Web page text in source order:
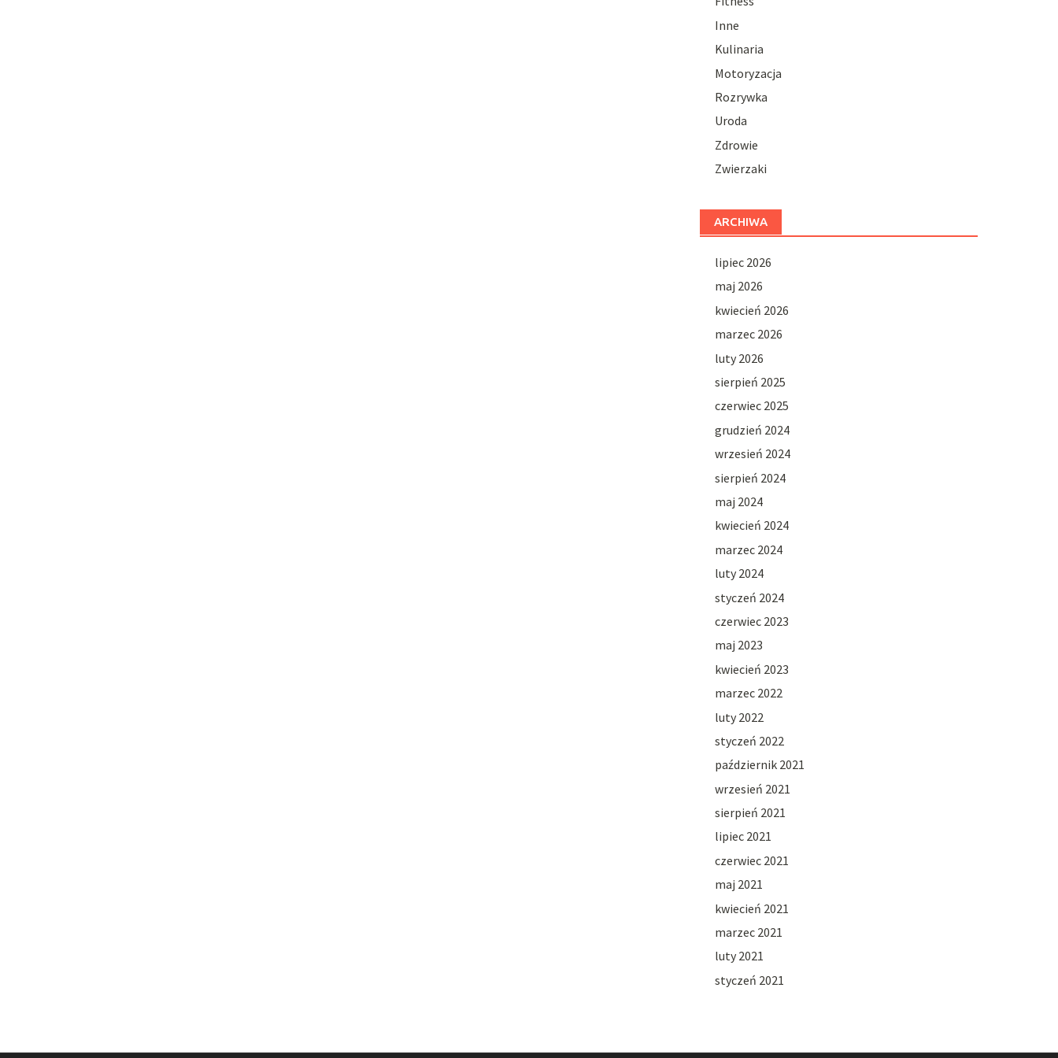
Inne
Kulinaria
Motoryzacja
Rozrywka
Uroda
Zdrowie
Zwierzaki
ARCHIWA
lipiec 2026
maj 2026
kwiecień 2026
marzec 2026
luty 2026
sierpień 2025
czerwiec 2025
grudzień 2024
wrzesień 2024
sierpień 2024
maj 2024
kwiecień 2024
marzec 2024
luty 2024
styczeń 2024
czerwiec 2023
maj 2023
kwiecień 2023
marzec 2022
luty 2022
styczeń 2022
październik 2021
wrzesień 2021
sierpień 2021
lipiec 2021
czerwiec 2021
maj 2021
kwiecień 2021
marzec 2021
luty 2021
styczeń 2021